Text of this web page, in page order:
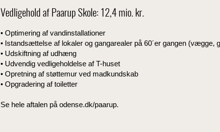
Vedligehold af Paarup Skole: 12,4 mio. kr.
• Optimering af vandinstallationer
• Istandsættelse af lokaler og gangarealer på 60´er gangen (vægge,
• Udskiftning af udhæng
• Udvendig vedligeholdelse af T-huset
• Opretning af støttemur ved madkundskab
• Opgradering af toiletter
Se hele aftalen på odense.dk/paarup.